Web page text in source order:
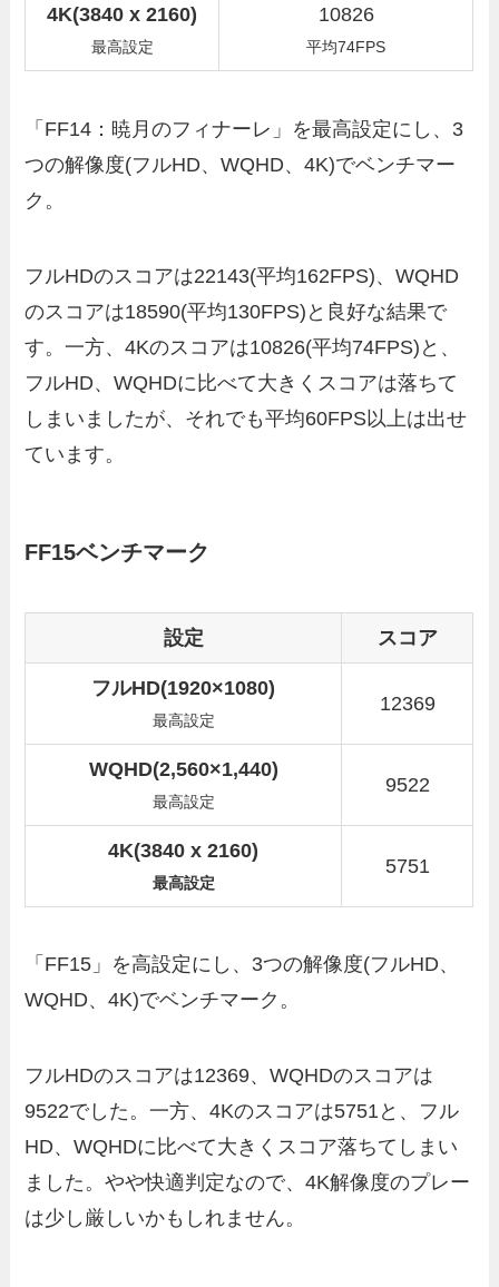
4K(3840 x 2160)
最高設定
10826
平均74FPS
「FF14：暁月のフィナーレ」を最高設定にし、3
つの解像度(フルHD、WQHD、4K)でベンチマー
ク。
フルHDのスコアは22143(平均162FPS)、WQHD
のスコアは18590(平均130FPS)と良好な結果で
す。一方、4Kのスコアは10826(平均74FPS)と、
フルHD、WQHDに比べて大きくスコアは落ちて
しまいましたが、それでも平均60FPS以上は出せ
ています。
FF15ベンチマーク
設定 スコア
フルHD(1920×1080)
最高設定
12369
WQHD(2,560×1,440)
最高設定
9522
4K(3840 x 2160)
最高設定
5751
「FF15」を高設定にし、3つの解像度(フルHD、
WQHD、4K)でベンチマーク。
フルHDのスコアは12369、WQHDのスコアは
9522でした。一方、4Kのスコアは5751と、フル
HD、WQHDに比べて大きくスコア落ちてしまい
ました。やや快適判定なので、4K解像度のプレー
は少し厳しいかもしれません。